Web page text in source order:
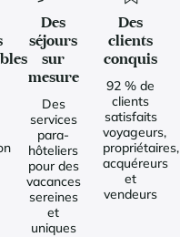
Des
séjours
sur
mesure
Des
services
para-
hôteliers
pour des
vacances
sereines
et
uniques
Des
clients
conquis
92 % de
clients
satisfaits
voyageurs,
propriétaires,
acquéreurs
et
vendeurs